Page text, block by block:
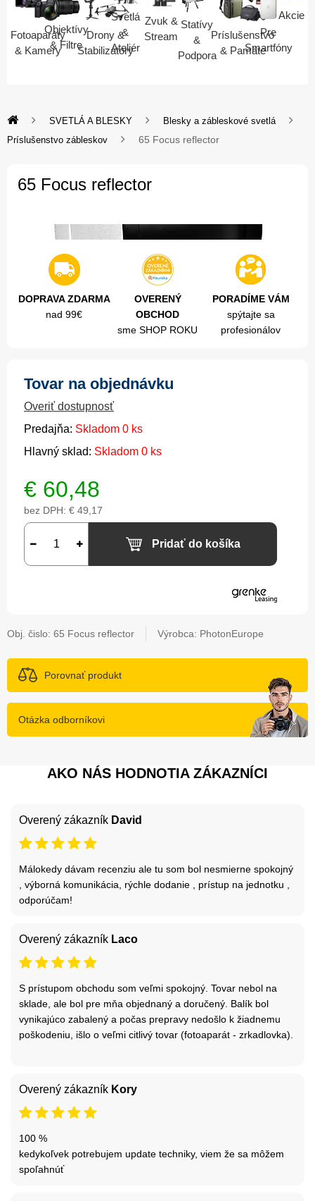
Fotoaparáty
& Kamery
Objektívy
& Filtre
Drony &
Stabilizátory
Svetlá
&
Ateliér
Zvuk &
Stream
Statívy
&
Podpora
Príslušenstvo
& Pamäte
Pre
Smartfóny
Akcie
SVETLÁ A BLESKY
Blesky a zábleskové svetlá
Príslušenstvo zábleskov
65 Focus reflector
65 Focus reflector
DOPRAVA ZDARMA
nad 99€
OVERENÝ
OBCHOD
sme SHOP ROKU
PORADÍME VÁM
spýtajte sa
profesionálov
Tovar na objednávku
Overiť dostupnosť
Predajňa: Skladom 0 ks
Hlavný sklad: Skladom 0 ks
€ 60,48
bez DPH: € 49,17
Pridať do košíka
Obj. čislo: 65 Focus reflector Výrobca: PhotonEurope
Porovnať produkt
Otázka odborníkovi
AKO NÁS HODNOTIA ZÁKAZNÍCI
Overený zákazník David
Málokedy dávam recenziu ale tu som bol nesmierne spokojný
, výborná komunikácia, rýchle dodanie , prístup na jednotku ,
odporúčam!
Overený zákazník Laco
S prístupom obchodu som veľmi spokojný. Tovar nebol na
sklade, ale bol pre mňa objednaný a doručený. Balík bol
vynikajúco zabalený a počas prepravy nedošlo k žiadnemu
poškodeniu, išlo o veľmi citlivý tovar (fotoaparát - zrkadlovka).
Overený zákazník Kory
100 %
kedykoľvek potrebujem update techniky, viem že sa môžem
spoľahnúť